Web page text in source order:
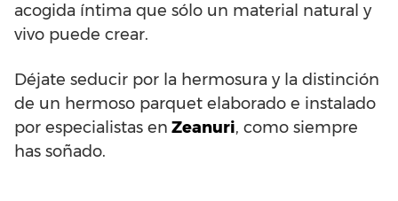
acogida íntima que sólo un material natural y
vivo puede crear.
Déjate seducir por la hermosura y la distinción
de un hermoso parquet elaborado e instalado
por especialistas en Zeanuri, como siempre
has soñado.